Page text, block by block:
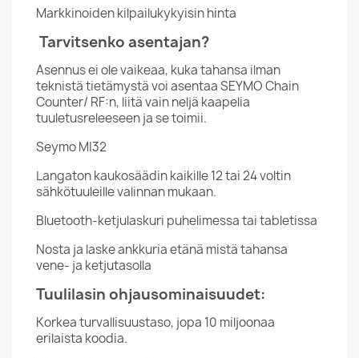
Markkinoiden kilpailukykyisin hinta
Tarvitsenko asentajan?
Asennus ei ole vaikeaa, kuka tahansa ilman
teknistä tietämystä voi asentaa SEYMO Chain
Counter/ RF:n, liitä vain neljä kaapelia
tuuletusreleeseen ja se toimii.
Seymo MI32
Langaton kaukosäädin kaikille 12 tai 24 voltin
sähkötuuleille valinnan mukaan.
Bluetooth-ketjulaskuri puhelimessa tai tabletissa
Nosta ja laske ankkuria etänä mistä tahansa
vene- ja ketjutasolla
Tuulilasin ohjausominaisuudet:
Korkea turvallisuustaso, jopa 10 miljoonaa
erilaista koodia.